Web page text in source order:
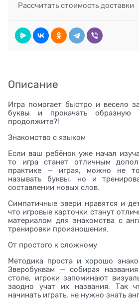
Рассчитать стоимость доставки
Описание
Игра помогает быстро и весело
буквы и прокачать
продолжите?!
Знакомство с языком
Если ваш ребёнок уже начал
то игра станет отличным
практике — играя, можно не
называть буквы, но и
составлении новых слов.
Симпатичные звери нравятся и
что игровые карточки станут
материалом для знакомства с
тренировки произношения.
От простого к сложному
Методика проста и хорошо
Зверобуквам — собирая
столе, игроки запоминают
заодно учат их названия. Так
начинать играть, не нужно знать